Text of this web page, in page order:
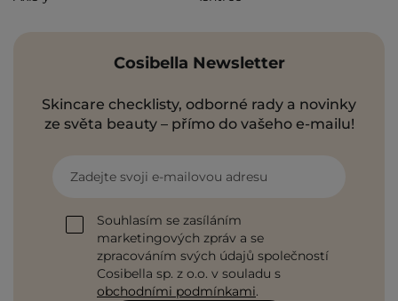
Cosibella Newsletter
Skincare checklisty, odborné rady a novinky
ze světa beauty – přímo do vašeho e-mailu!
Zadejte svoji e-mailovou adresu
Souhlasím se zasíláním
marketingových zpráv a se
zpracováním svých údajů společností
Cosibella sp. z o.o. v souladu s
obchodními podmínkami.